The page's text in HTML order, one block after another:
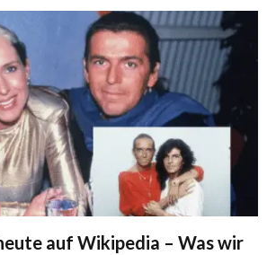
auf Wikipedia – Was wir